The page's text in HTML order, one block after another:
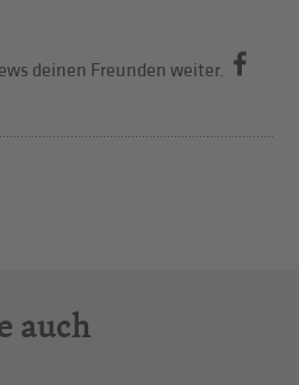
deinen Freunden weiter.
auch